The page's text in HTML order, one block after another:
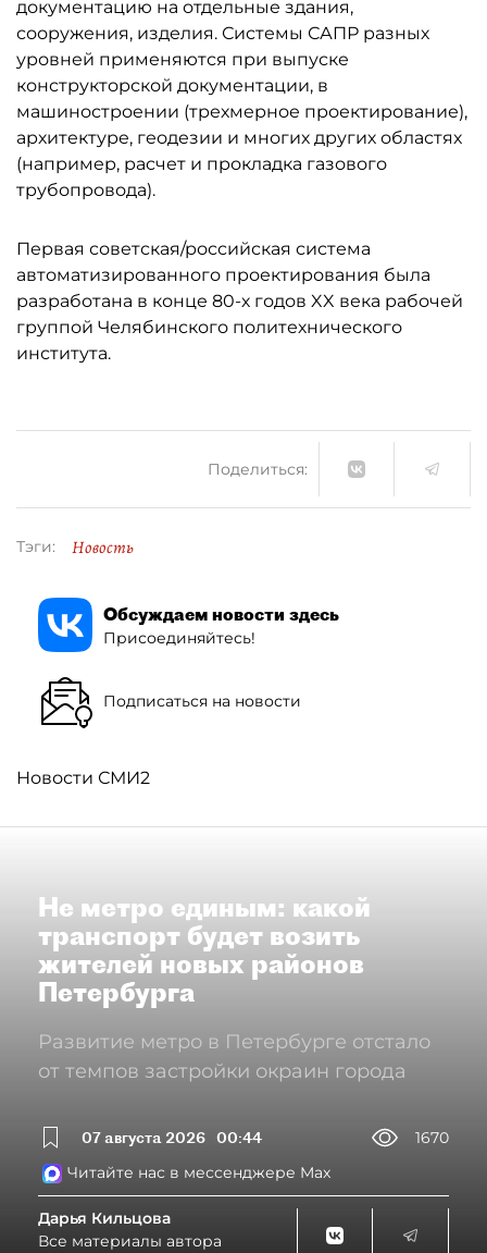
документацию на отдельные здания,
сооружения, изделия. Системы САПР разных
уровней применяются при выпуске
конструкторской документации, в
машиностроении (трехмерное проектирование),
архитектуре, геодезии и многих других областях
(например, расчет и прокладка газового
трубопровода).
Первая советская/российская система
автоматизированного проектирования была
разработана в конце 80-х годов XX века рабочей
группой Челябинского политехнического
института.
Поделиться:
Тэги: Новость
Обсуждаем новости здесь
Присоединяйтесь!
Подписаться на новости
Новости СМИ2
Не метро единым: какой
транспорт будет возить
жителей новых районов
Петербурга
Развитие метро в Петербурге отстало
от темпов застройки окраин города
07 августа 2026 00:44
1670
Читайте нас в мессенджере Max
Дарья Кильцова
Все материалы автора